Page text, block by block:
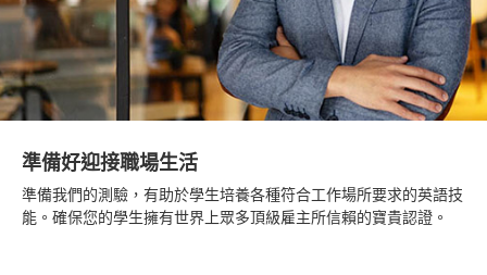
準備好迎接職場生活
準備我們的測驗，有助於學生培養各種符合工作場所要求的英語技
能。確保您的學生擁有世界上眾多頂級雇主所信賴的寶貴認證。